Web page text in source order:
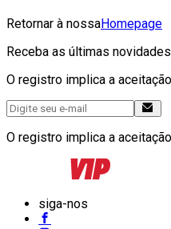
Retornar à nossaHomepage
Receba as últimas
O registro implica a
O registro implica a
siga-nos